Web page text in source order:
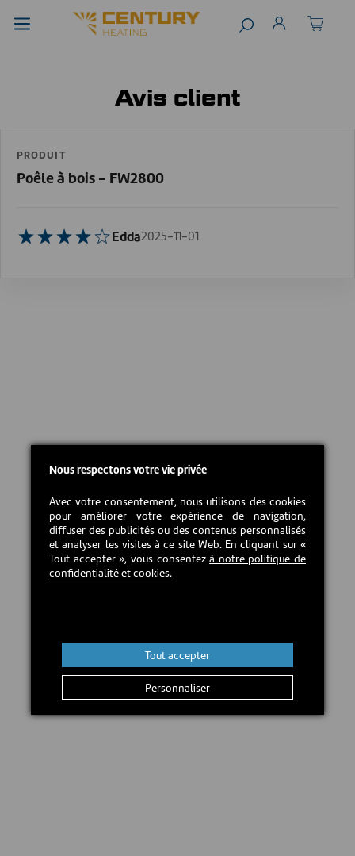
Avis client
PRODUIT
Poêle à bois - FW2800
Edda2025-11-01
Nous respectons votre vie privée
Avec votre consentement, nous utilisons des cookies
pour améliorer votre expérience de navigation,
diffuser des publicités ou des contenus personnalisés
et analyser les visites à ce site Web. En cliquant sur «
Tout accepter », vous consentezà notre politique de
confidentialité et cookies.
Personnaliser
Tout accepter